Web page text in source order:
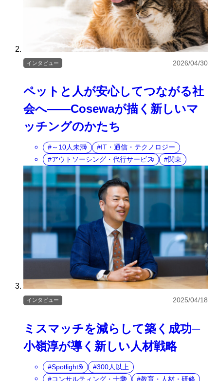
ペットと人が安心してつながる社
会へ――Cosewaが描く新しいマ
ッチングのかたち
インタビュー 2026/04/30
～10人未満
IT・通信・テクノロジー
アウトソーシング・代行サービス
関東
ミスマッチを減らして築く成功─
小嶺淳が導く新しい人材戦略
インタビュー 2025/04/18
SpotlightS
300人以上
コンサルティング・士業
教育・人材・研修